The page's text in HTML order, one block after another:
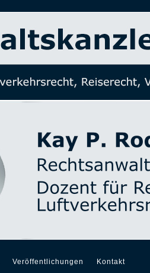
Veröffentlichungen Kontakt